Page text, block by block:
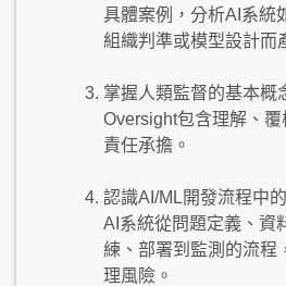
具體案例，分析AI系統
組織判準或模型設計而
掌握人類監督的基本概
Oversight包含理解、
責任承擔。
認識AI/ML開發流程中
AI系統從問題定義、資
練、部署到監測的流程
理風險。